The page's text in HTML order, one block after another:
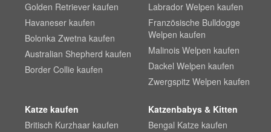
Golden Retriever kaufen
Havaneser kaufen
Bolonka Zwetna kaufen
Australian Shepherd kaufen
Border Collie kaufen
Labrador Welpen kaufen
Französische Bulldogge
Welpen kaufen
Malinois Welpen kaufen
Dackel Welpen kaufen
Zwergspitz Welpen kaufen
Katze kaufen
Britisch Kurzhaar kaufen
Katzenbabys & Kitten
Bengal Katze kaufen